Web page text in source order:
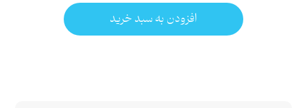
افزودن به سبد خرید